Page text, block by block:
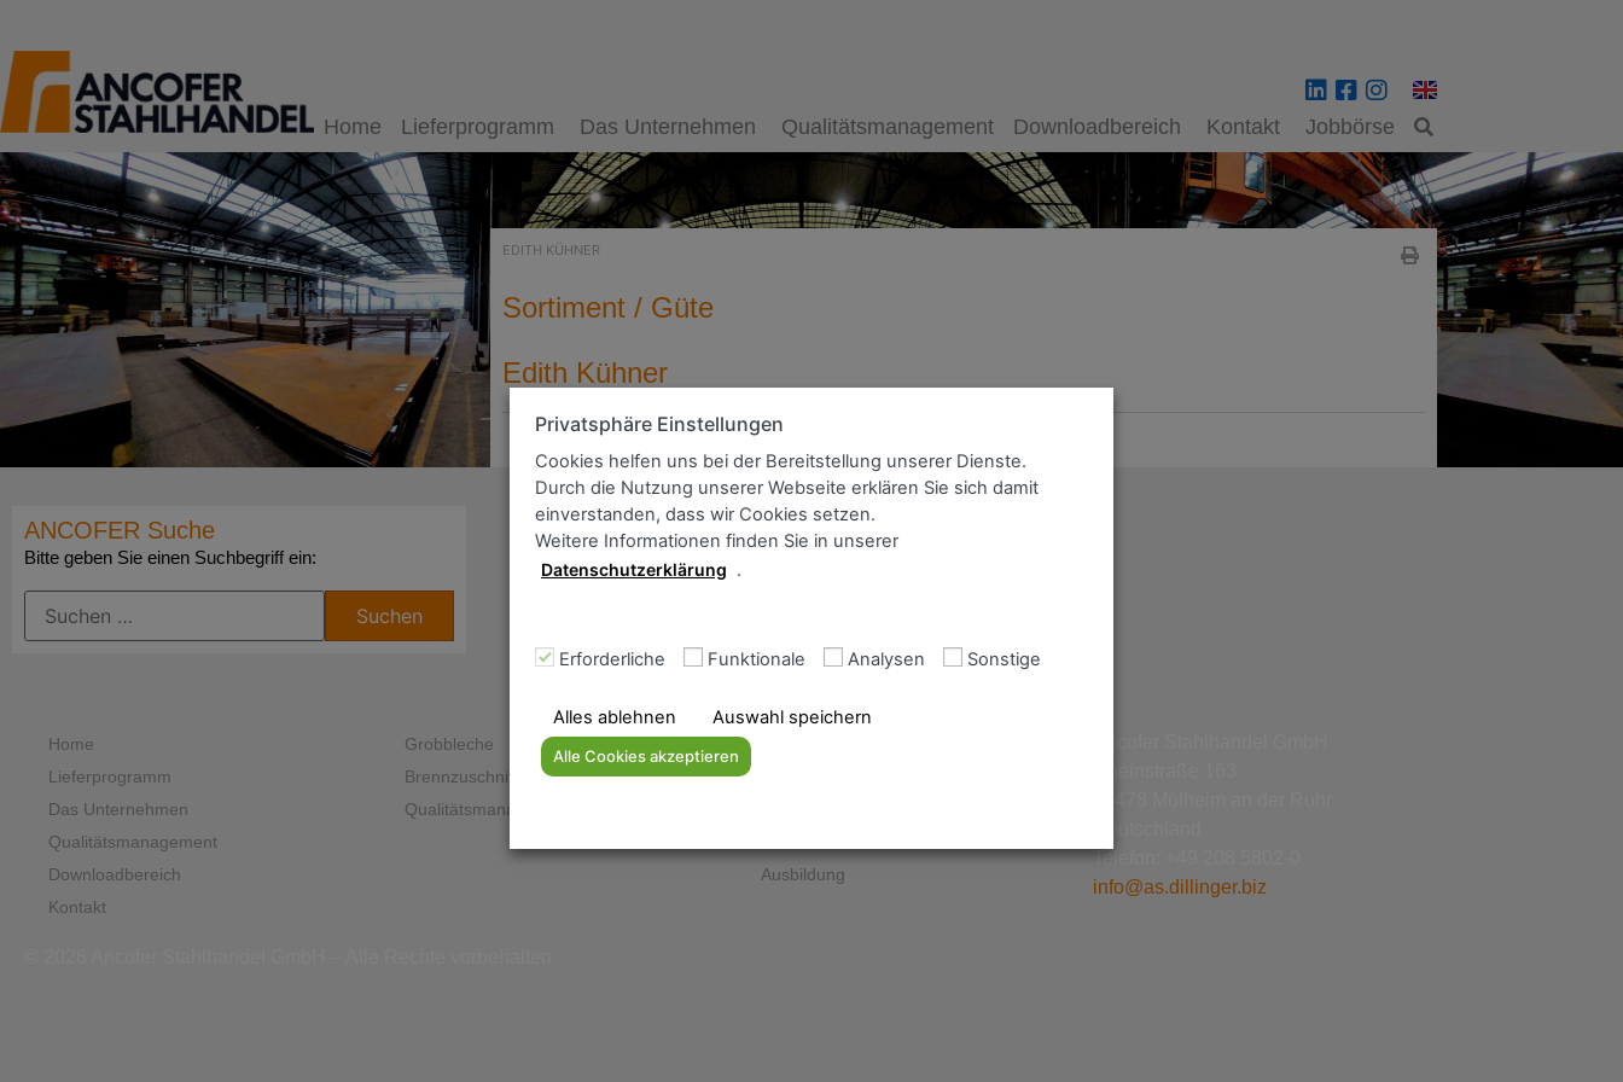
Home Lieferprogramm Das Unternehmen Qualitätsmanagement Downloadbereich Kontakt Jobbörse
ANCOFER Suche
Bitte geben Sie einen Suchbegriff ein:
EDITH KÜHNER
Sortiment / Güte
Edith Kühner
Home
Lieferprogramm
Das Unternehmen
Qualitätsmanagement
Downloadbereich
Kontakt
Grobbleche
Brennzuschnitte
Qualitätsmanagement
Ausbildung
Telefon: +49 208 5802-0
info@as.dillinger.biz
Privatsphäre Einstellungen
Cookies helfen uns bei der Bereitstellung unserer Dienste.
Durch die Nutzung unserer Webseite erklären Sie sich damit
einverstanden, dass wir Cookies setzen.
Weitere Informationen finden Sie in unserer
Datenschutzerklärung .
Erforderliche Funktionale Analysen Sonstige
Alles ablehnen Auswahl speichern
Alle Cookies akzeptieren